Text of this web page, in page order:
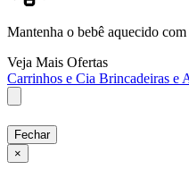
Mantenha o bebê aquecido
Veja Mais Ofertas
Carrinhos e Cia Brincadeiras e
Fechar
×